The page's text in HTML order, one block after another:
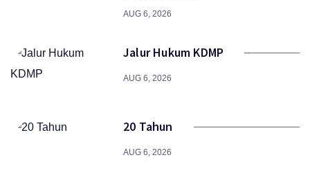
AUG 6, 2026
Jalur Hukum KDMP
AUG 6, 2026
20 Tahun
AUG 6, 2026